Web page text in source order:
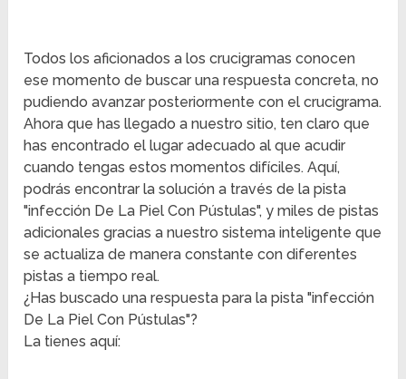
Todos los aficionados a los crucigramas conocen
ese momento de buscar una respuesta concreta, no
pudiendo avanzar posteriormente con el crucigrama.
Ahora que has llegado a nuestro sitio, ten claro que
has encontrado el lugar adecuado al que acudir
cuando tengas estos momentos difíciles. Aquí,
podrás encontrar la solución a través de la pista
"infección De La Piel Con Pústulas", y miles de pistas
adicionales gracias a nuestro sistema inteligente que
se actualiza de manera constante con diferentes
pistas a tiempo real.
¿Has buscado una respuesta para la pista "infección
De La Piel Con Pústulas"?
La tienes aquí: